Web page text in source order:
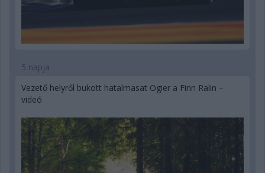
5 napja
Vezető helyről bukott hatalmasat Ogier a Finn Ralin –
videó